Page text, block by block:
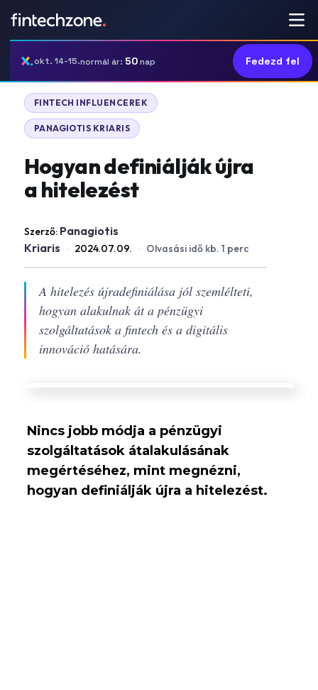
okt. 14-15.normál ár: 50nap Fedezd fel
FINTECH INFLUENCEREK
PANAGIOTIS KRIARIS
Hogyan definiálják újra
a hitelezést
Szerző: Panagiotis
Kriaris · 2024.07.09. · Olvasási idő kb. 1 perc
A hitelezés újradefiniálása jól szemlélteti,
hogyan alakulnak át a pénzügyi
szolgáltatások a fintech és a digitális
innováció hatására.
Nincs jobb módja a pénzügyi
szolgáltatások átalakulásának
megértéséhez, mint megnézni,
hogyan definiálják újra a hitelezést.